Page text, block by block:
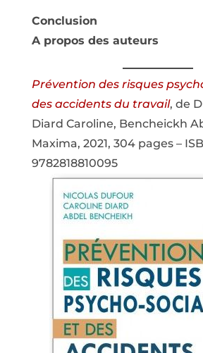
Conclusion
A propos des auteurs
Prévention des risques
des accidents du travail, de
Diard Caroline, Bencheickh
Maxima, 2021, 304 pages –
9782818810095